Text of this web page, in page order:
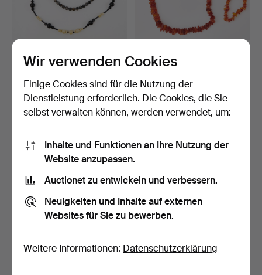
OLE LYNGGAARD.
HALSKETTE, 3 Stück, mit
13 Gebote
106 USD
LOT JEWELLERY, 3 dlr. mit
Bernstein, 2 Ket…
2 Gebote
37 USD
GARNIEREN. Bijouterie,
HALSKETTE. 2 Stück,
Wir verwenden Cookies
Einige Cookies sind für die Nutzung der
Dienstleistung erforderlich. Die Cookies, die Sie
selbst verwalten können, werden verwendet, um:
Inhalte und Funktionen an Ihre Nutzung der
Website anzupassen.
Auctionet zu entwickeln und verbessern.
Neuigkeiten und Inhalte auf externen
Websites für Sie zu bewerben.
Weitere Informationen: Datenschutzerklärung